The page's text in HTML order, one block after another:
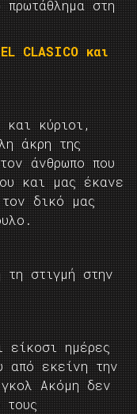
πρωτάθλημα στη
CLASICO και
κύριοι,
άκρη της
άνθρωπο που
και μας έκανε
δικό μας
τη στιγμή στην
ημέρες
από εκείνη την
Ακόμη δεν